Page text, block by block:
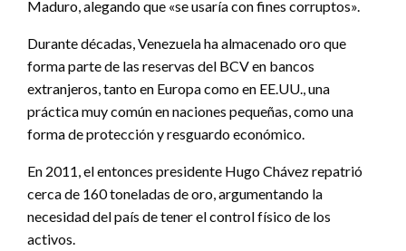
Maduro, alegando que «se usaría con fines corruptos».
Durante décadas, Venezuela ha almacenado oro que
forma parte de las reservas del BCV en bancos
extranjeros, tanto en Europa como en EE.UU., una
práctica muy común en naciones pequeñas, como una
forma de protección y resguardo económico.
En 2011, el entonces presidente Hugo Chávez repatrió
cerca de 160 toneladas de oro, argumentando la
necesidad del país de tener el control físico de los
activos.